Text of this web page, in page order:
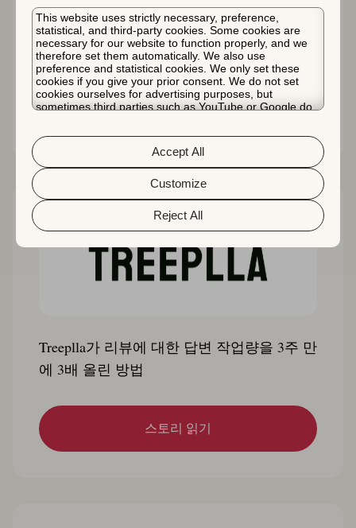
This website uses strictly necessary, preference,
statistical, and third-party cookies. Some cookies are
necessary for our website to function properly, and we
therefore set them automatically. We also use
preference and statistical cookies. We only set these
cookies if you give your prior consent. We do not set
cookies ourselves for advertising purposes, but
sometimes third parties such as YouTube or Google do.
about the protection of your personal data and the
different cookies we use, please read our
&Privacy Policy. You can customize your cookie settings
and preferences by clicking the “Customize” button.
Reject All
Customize
Accept All
King이 반복되는 ASO 작업을 62%나 감축한
방법
스토리 읽기
Treeplla가 리뷰에 대한 답변 작업량을 3주 만
에 3배 올린 방법
스토리 읽기